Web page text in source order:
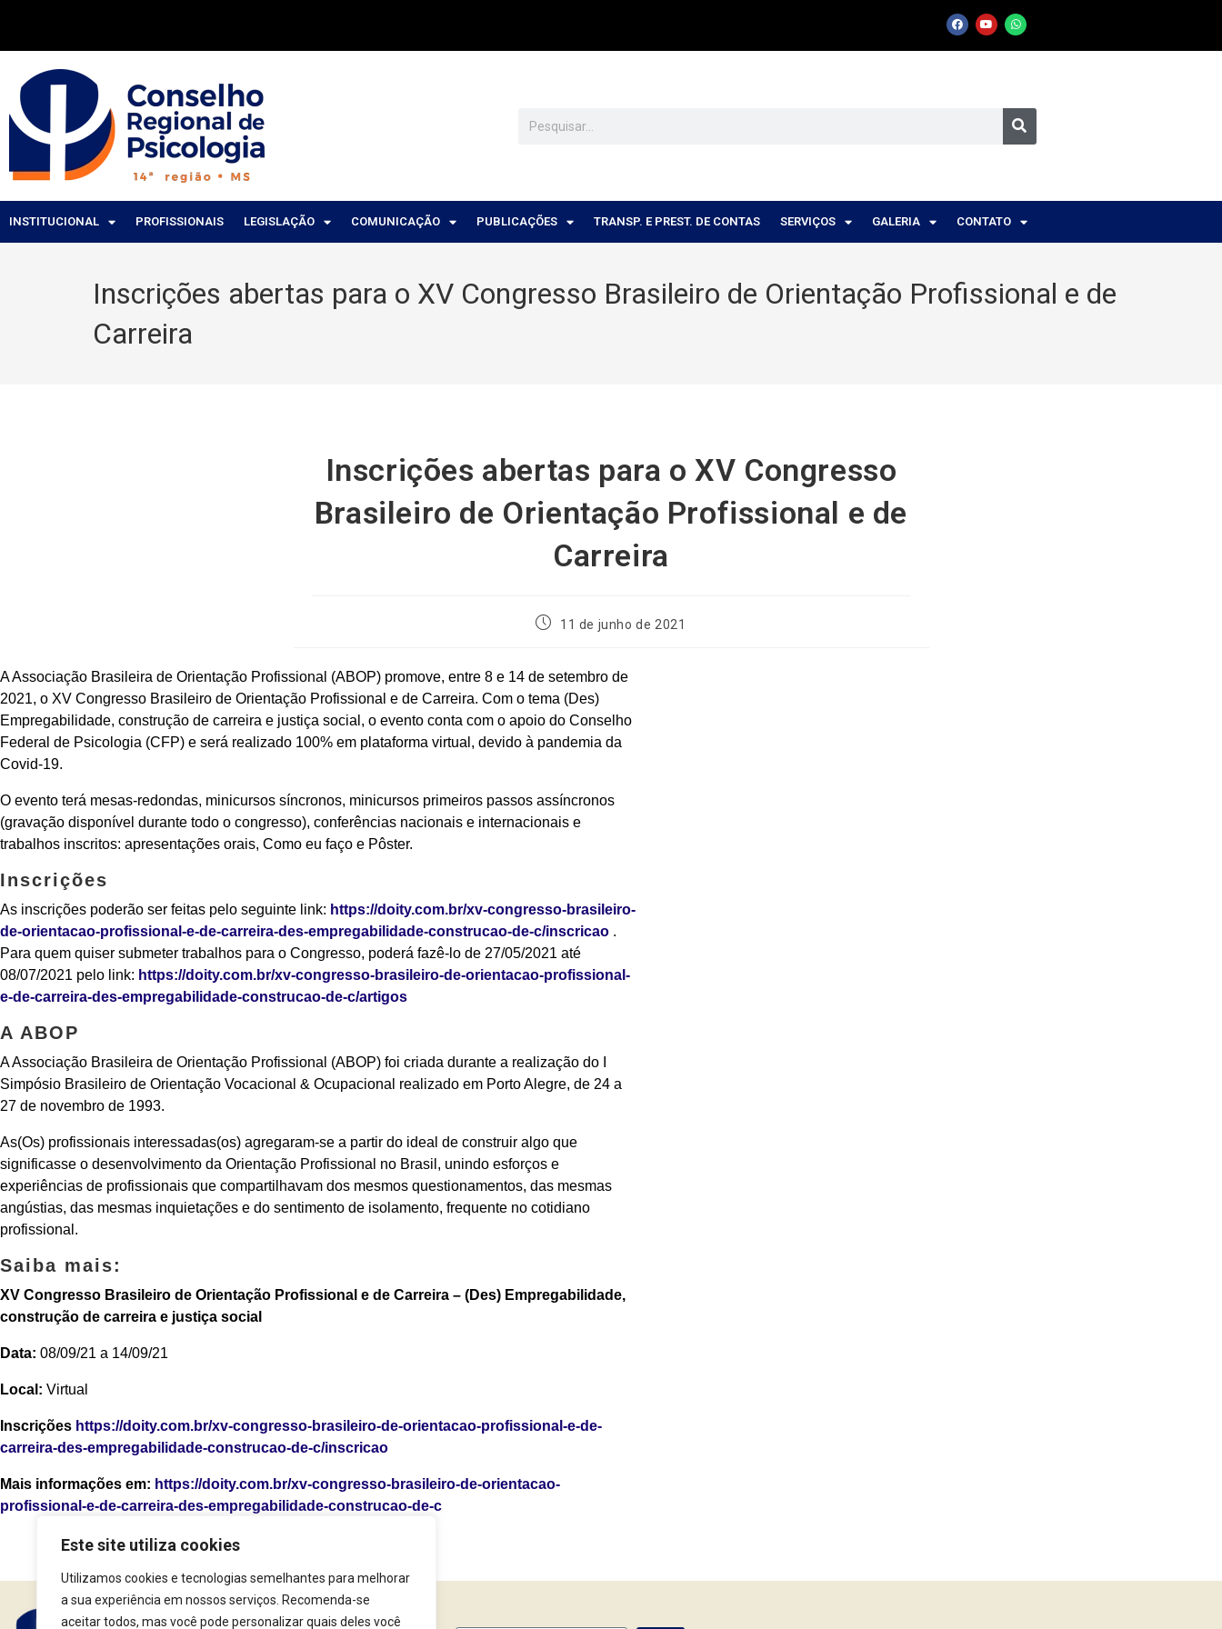
Este site utiliza cookies
Utilizamos cookies e tecnologias semelhantes para melhorar
a sua experiência em nossos serviços. Recomenda-se
aceitar todos, mas você pode personalizar quais deles você
INSTITUCIONAL PROFISSIONAIS LEGISLAÇÃO COMUNICAÇÃO PUBLICAÇÕES TRANSP. E PREST. DE CONTAS SERVIÇOS GALERIA CONTATO
Inscrições abertas para o XV Congresso Brasileiro de Orientação Profissional e de
Carreira
Inscrições abertas para o XV Congresso
Brasileiro de Orientação Profissional e de
Carreira
11 de junho de 2021
A Associação Brasileira de Orientação Profissional (ABOP) promove, entre 8 e 14 de setembro de
2021, o XV Congresso Brasileiro de Orientação Profissional e de Carreira. Com o tema (Des)
Empregabilidade, construção de carreira e justiça social, o evento conta com o apoio do Conselho
Federal de Psicologia (CFP) e será realizado 100% em plataforma virtual, devido à pandemia da
Covid-19.
O evento terá mesas-redondas, minicursos síncronos, minicursos primeiros passos assíncronos
(gravação disponível durante todo o congresso), conferências nacionais e internacionais e
trabalhos inscritos: apresentações orais, Como eu faço e Pôster.
Inscrições
As inscrições poderão ser feitas pelo seguinte link: https://doity.com.br/xv-congresso-brasileiro-
de-orientacao-profissional-e-de-carreira-des-empregabilidade-construcao-de-c/inscricao .
Para quem quiser submeter trabalhos para o Congresso, poderá fazê-lo de 27/05/2021 até
08/07/2021 pelo link: https://doity.com.br/xv-congresso-brasileiro-de-orientacao-profissional-
e-de-carreira-des-empregabilidade-construcao-de-c/artigos
A ABOP
A Associação Brasileira de Orientação Profissional (ABOP) foi criada durante a realização do I
Simpósio Brasileiro de Orientação Vocacional & Ocupacional realizado em Porto Alegre, de 24 a
27 de novembro de 1993.
As(Os) profissionais interessadas(os) agregaram-se a partir do ideal de construir algo que
significasse o desenvolvimento da Orientação Profissional no Brasil, unindo esforços e
experiências de profissionais que compartilhavam dos mesmos questionamentos, das mesmas
angústias, das mesmas inquietações e do sentimento de isolamento, frequente no cotidiano
profissional.
Saiba mais:
XV Congresso Brasileiro de Orientação Profissional e de Carreira – (Des) Empregabilidade,
construção de carreira e justiça social
Data: 08/09/21 a 14/09/21
Local: Virtual
Inscrições https://doity.com.br/xv-congresso-brasileiro-de-orientacao-profissional-e-de-
carreira-des-empregabilidade-construcao-de-c/inscricao
Mais informações em: https://doity.com.br/xv-congresso-brasileiro-de-orientacao-
profissional-e-de-carreira-des-empregabilidade-construcao-de-c